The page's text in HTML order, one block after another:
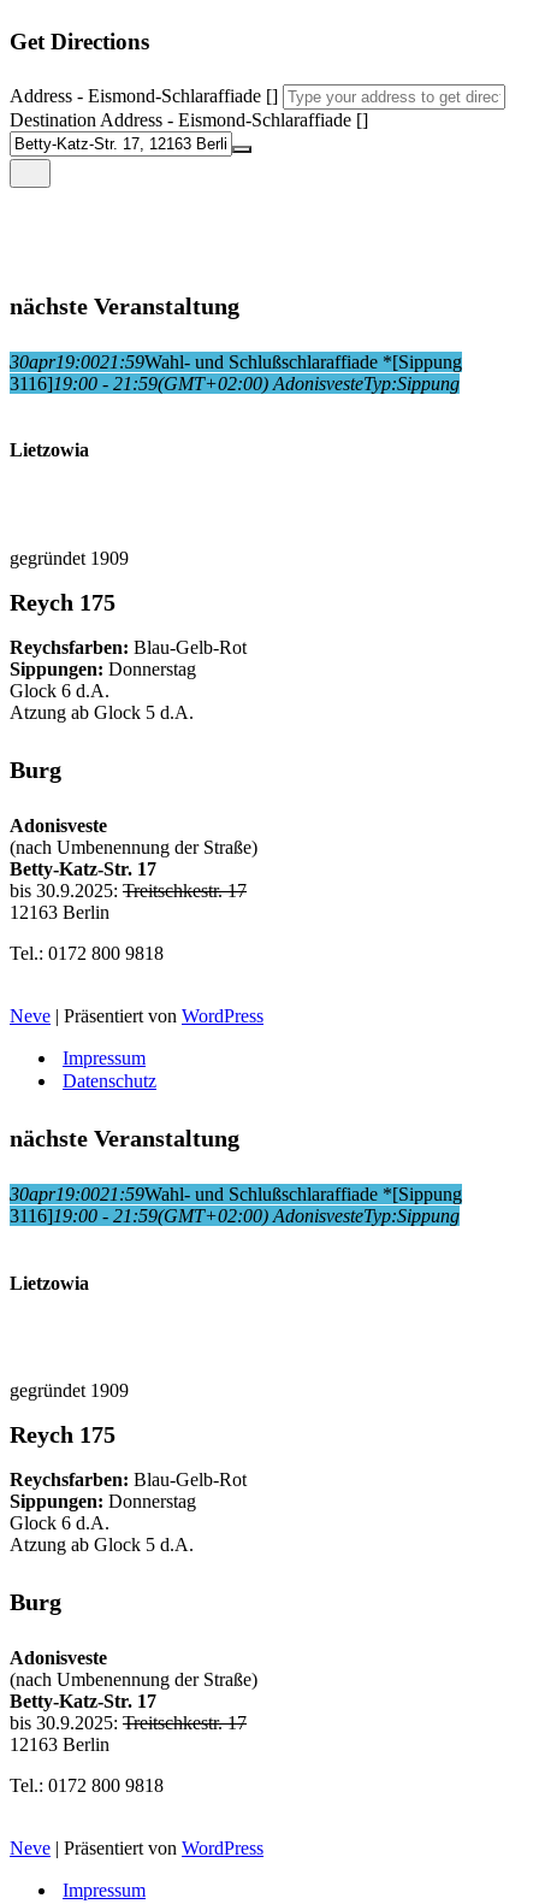
Get Directions
Address - Eismond-Schlaraffiade []
Destination Address - Eismond-Schlaraffiade []
nächste Veranstaltung
30apr19:0021:59Wahl- und Schlußschlaraffiade *[Sippung
3116]19:00 - 21:59(GMT+02:00) AdonisvesteTyp:Sippung
Lietzowia
gegründet 1909
Reych 175
Reychsfarben: Blau-Gelb-Rot
Sippungen: Donnerstag
Glock 6 d.A.
Atzung ab Glock 5 d.A.
Burg
Adonisveste
(nach Umbenennung der Straße)
Betty-Katz-Str. 17
bis 30.9.2025: Treitschkestr. 17
12163 Berlin
Tel.: 0172 800 9818
Neve | Präsentiert von WordPress
Impressum
Datenschutz
nächste Veranstaltung
30apr19:0021:59Wahl- und Schlußschlaraffiade *[Sippung
3116]19:00 - 21:59(GMT+02:00) AdonisvesteTyp:Sippung
Lietzowia
gegründet 1909
Reych 175
Reychsfarben: Blau-Gelb-Rot
Sippungen: Donnerstag
Glock 6 d.A.
Atzung ab Glock 5 d.A.
Burg
Adonisveste
(nach Umbenennung der Straße)
Betty-Katz-Str. 17
bis 30.9.2025: Treitschkestr. 17
12163 Berlin
Tel.: 0172 800 9818
Neve | Präsentiert von WordPress
Impressum